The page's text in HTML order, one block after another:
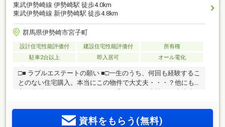
東武伊勢崎線 伊勢崎駅 徒歩4.0km
東武伊勢崎線 新伊勢崎駅 徒歩4.8km
群馬県伊勢崎市宮子町
設計住宅性能評価付 建設住宅性能評価付
所有権
駐車2台以上
即入居可 オール電化
□■ ラブルエステートの願い ■□一生のうち、何回も経験するこ
とのない住宅購入。本当にこの物件で大丈夫・・・？他にも
す。不安を抱えないで購入する人の方が少ないです。だから
こそ、弊社が存在しているのです。もちろん弊社がすべて不
資料をもらう(無料)